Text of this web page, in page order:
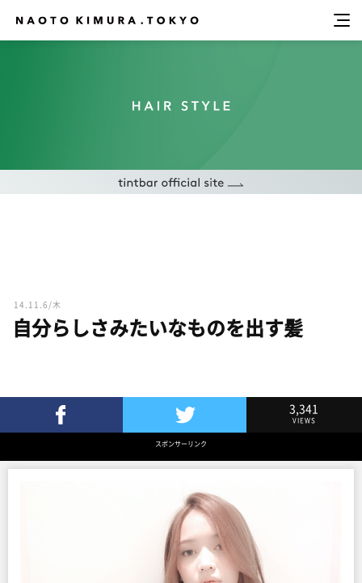
14.11.6/木
自分らしさみたいなものを出す髪
Twitterでツイート
3,341
VIEWS
スポンサーリンク